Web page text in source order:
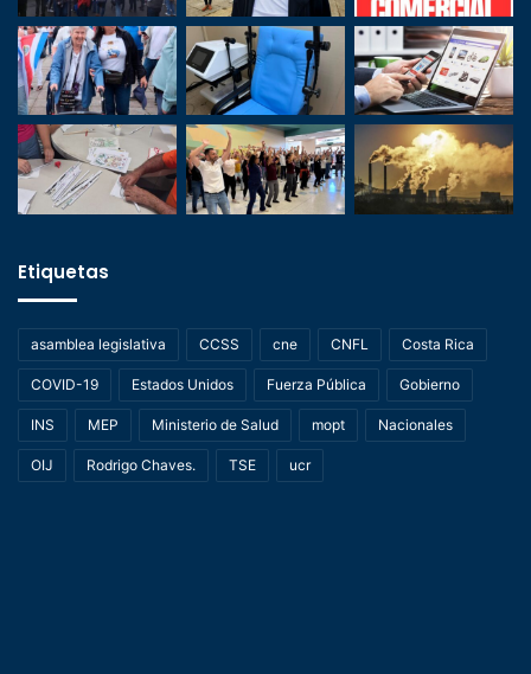
Etiquetas
asamblea legislativa CCSS cne CNFL Costa Rica
COVID-19 Estados Unidos Fuerza Pública Gobierno
INS MEP Ministerio de Salud mopt Nacionales
OIJ Rodrigo Chaves. TSE ucr